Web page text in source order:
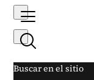
Buscar en el sitio